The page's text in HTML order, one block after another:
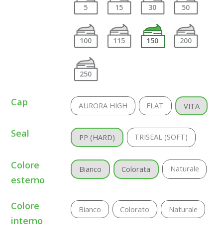
5 15 30 50
100 115 150 200
250
Cap AURORA HIGH FLAT VITA
Seal PP (HARD) TRISEAL (SOFT)
Colore
esterno
Bianco Colorata Naturale
Colore
interno
Bianco Colorato Naturale